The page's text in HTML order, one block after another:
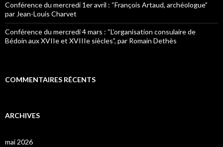
Conférence du mercredi 1er avril : “François Artaud, archéologue”
par Jean-Louis Charvet
Conférence du mercredi 4 mars : “L’organisation consulaire de
Bédoin aux XVIIe et XVIIIe siècles”, par Romain Dethès
COMMENTAIRES RÉCENTS
ARCHIVES
mai 2026